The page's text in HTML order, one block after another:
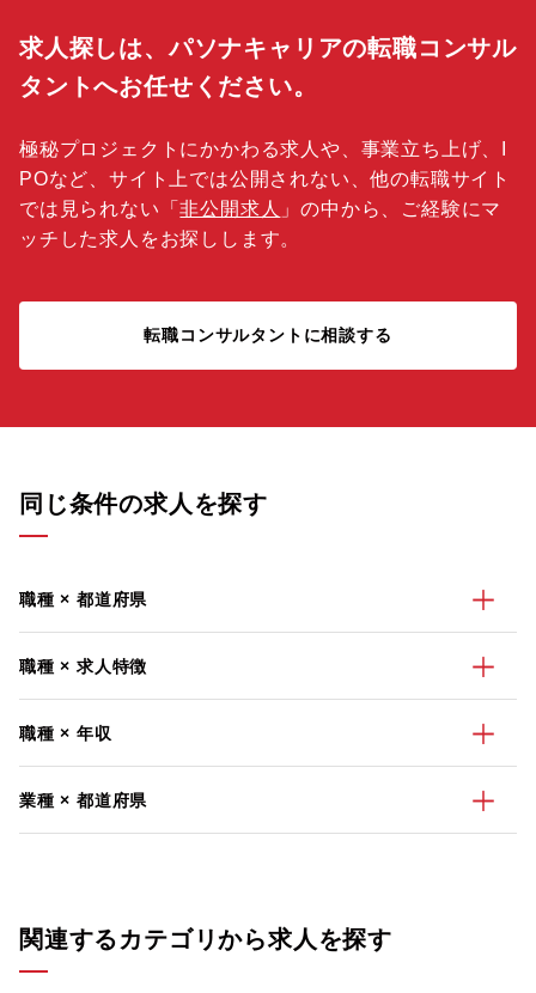
求人探しは、パソナキャリアの転職コンサル
タントへお任せください。
極秘プロジェクトにかかわる求人や、事業立ち上げ、I
POなど、サイト上では公開されない、他の転職サイト
では見られない「非公開求人 」の中から、ご経験にマ
ッチした求人をお探しします。
転職コンサルタントに相談する
同じ条件の求人を探す
職種 × 都道府県
職種 × 求人特徴
職種 × 年収
業種 × 都道府県
関連するカテゴリから求人を探す